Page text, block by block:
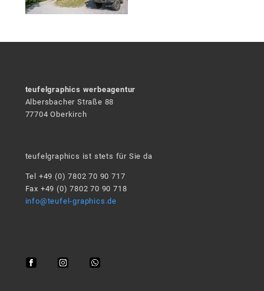
teufelgraphics werbeagentur
Albersbacher Straße 88
77704 Oberkirch
teufelgraphics ist stets für Sie da
Tel +49 (0) 7802 70 90 717
Fax +49 (0) 7802 70 90 718
info@teufel-graphics.de